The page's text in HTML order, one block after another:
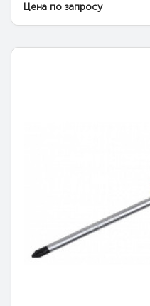
Цена по запросу